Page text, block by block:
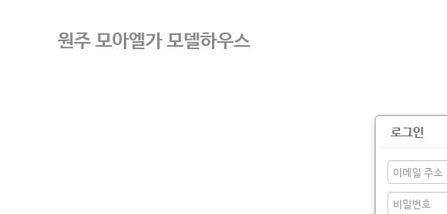
원주 모아엘가 모델하우스
로그인